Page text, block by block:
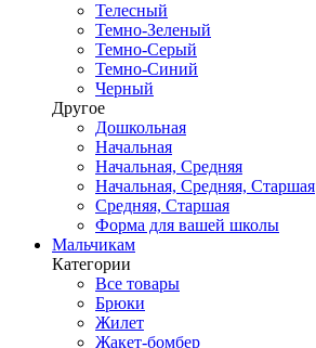
Телесный
Темно-Зеленый
Темно-Серый
Темно-Синий
Черный
Другое
Дошкольная
Начальная
Начальная, Средняя
Начальная, Средняя, Старшая
Средняя, Старшая
Форма для вашей школы
Мальчикам
Категории
Все товары
Брюки
Жилет
Жакет-бомбер